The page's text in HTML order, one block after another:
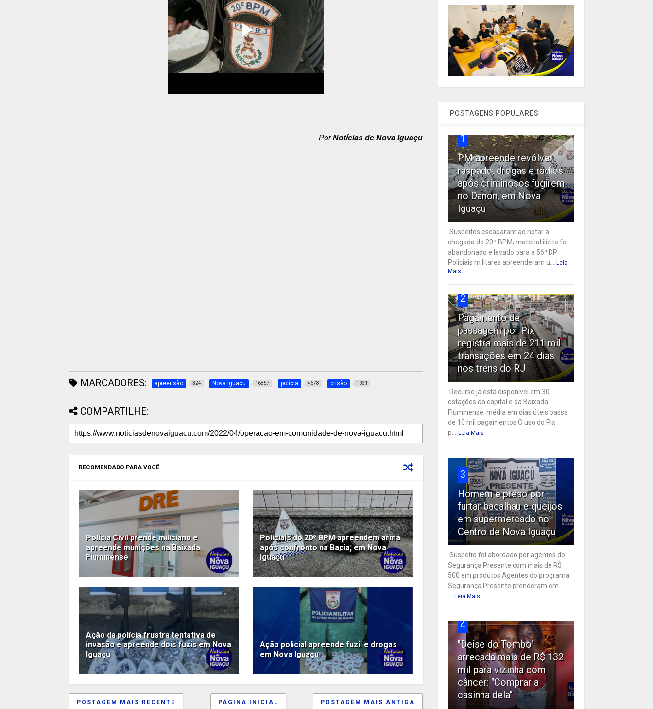
PorNotícias de Nova Iguaçu
MARCADORES: apreensão 324 Nova Iguaçu 16857 polícia 4678 prisão 1031
COMPARTILHE:
RECOMENDADO PARA VOCÊ
Polícia Civil prende miliciano e
apreende munições na Baixada
Fluminense
Policiais do 20º BPM apreendem arma
após confronto na Bacia, em Nova
Iguaçu
Ação da polícia frustra tentativa de
invasão e apreende dois fuzis em Nova
Iguaçu
Ação policial apreende fuzil e drogas
em Nova Iguaçu
POSTAGEM MAIS RECENTE POSTAGEM MAIS ANTIGA
PÁGINA INICIAL
POSTAGENS POPULARES
1
PM apreende revólver
raspado, drogas e rádios
após criminosos fugirem
no Danon, em Nova
Iguaçu
Suspeitos escaparam ao notar a
chegada do 20º BPM; material ilícito foi
abandonado e levado para a 56ª DP
Policiais militares apreenderam u...
Leia
Mais
2
Pagamento de
passagem por Pix
registra mais de 211 mil
transações em 24 dias
nos trens do RJ
Recurso já está disponível em 30
estações da capital e da Baixada
Fluminense; média em dias úteis passa
de 10 mil pagamentos O uso do Pix
p...
Leia Mais
3
Homem é preso por
furtar bacalhau e queijos
em supermercado no
Centro de Nova Iguaçu
Suspeito foi abordado por agentes do
Segurança Presente com mais de R$
500 em produtos Agentes do programa
Segurança Presente prenderam em
Leia Mais
4
"Deise do Tombo"
arrecada mais de R$ 132
mil para vizinha com
câncer: "Comprar a
casinha dela"